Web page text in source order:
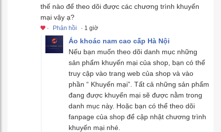
thế nào để theo dõi được các chương trình khuyến
mại vậy ạ?
· Phản hồi · 1 giờ
Áo khoác nam cao cấp Hà Nội
Nếu bạn muốn theo dõi danh mục những
sản phẩm khuyến mại của shop, bạn có thể
truy cập vào trang web của shop và vào
phần “ Khuyến mại”. Tất cả những sản phẩm
đang được khuyến mại sẽ được nằm trong
danh mục này. Hoặc bạn có thể theo dõi
fanpage của shop để cập nhật chương trình
khuyến mại nhé.